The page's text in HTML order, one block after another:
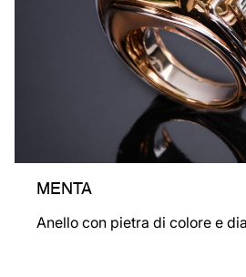
MENTA
Anello con pietra di colore e